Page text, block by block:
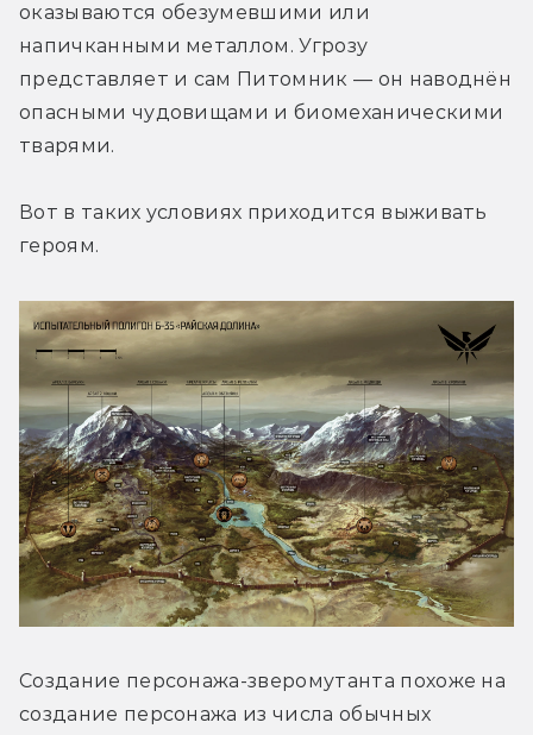
оказываются обезумевшими или
напичканными металлом. Угрозу
представляет и сам Питомник — он наводнён
опасными чудовищами и биомеханическими
тварями.
Вот в таких условиях приходится выживать
героям.
Создание персонажа-зверомутанта похоже на
создание персонажа из числа обычных